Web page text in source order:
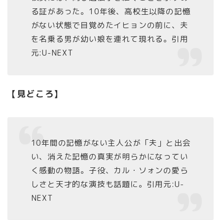
る証があった。10年後、高校生以降の記憶
がない状態で目覚めたイヒョンの前に、夫
を名乗る男が幼い娘を連れて現れる。引用
元:U-NEXT
【見どころ】
10年間の記憶がない主人公が「夫」と出会
い、消えた記憶の真実が明らかになってい
く感動の物語。子役、カル・ソォンの愛ら
しさと天才的な演技も話題に。引用元:U-
NEXT